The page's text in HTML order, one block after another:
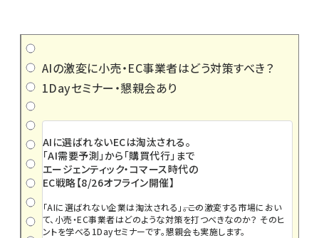
AIの激変に小売・EC事業者はどう対策すべき？
1Dayセミナー・懇親会あり
AIに選ばれないECは淘汰される。
「AI需要予測」から「購買代行」まで
エージェンティック・コマース時代の
EC戦略【8/26オフライン開催】
「AIに選ばれない企業は淘汰される」――。この激変する市場におい
て、小売・EC事業者はどのような対策を打つべきなのか？ そのヒ
ントを学べる1Dayセミナーです。懇親会も実施します。